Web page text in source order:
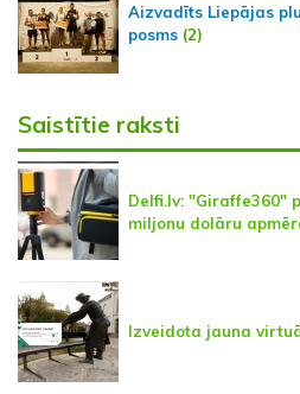
Aizvadīts Liepājas
posms (2)
Saistītie raksti
Delfi.lv: "Giraffe360"
miljonu dolāru
Izveidota jauna